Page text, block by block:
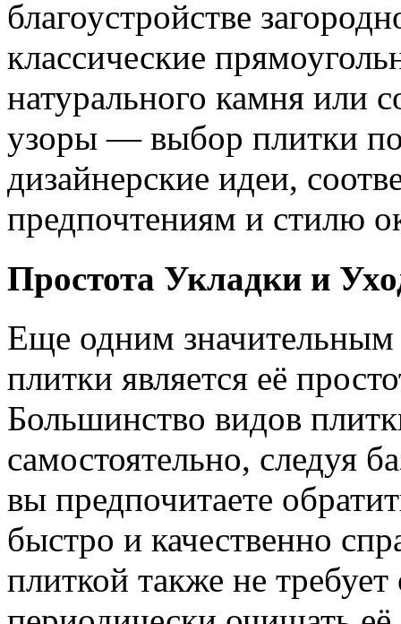
благоустройстве
классические
натурального камня или
узоры — выбор плитки
дизайнерские идеи,
предпочтениям и стилю
Простота Укладки и
Еще одним
плитки является её
Большинство видов
самостоятельно, следуя
вы предпочитаете
быстро и качественно
плиткой также не